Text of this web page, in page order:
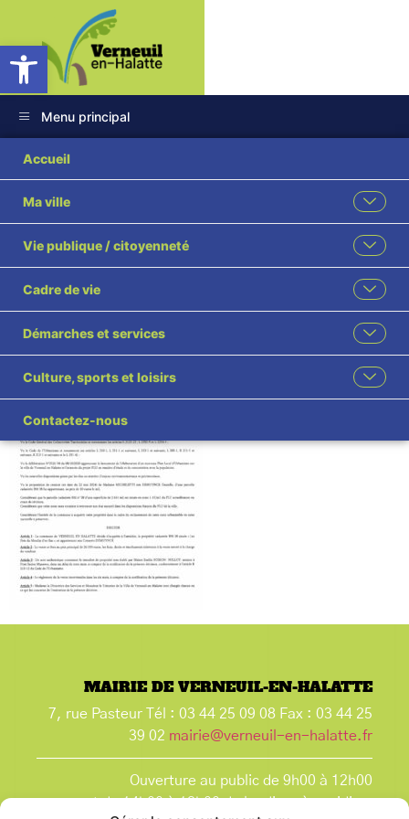
Ouvrir la barre d’outils
Menu principal
Accueil
Ma ville
Vie publique / citoyenneté
Cadre de vie
Démarches et services
Culture, sports et loisirs
Contactez-nous
36 2024- Acquisition
à l’amiable propriété
DEMUYNCK parcelle
BM 38 visé
MAIRIE DE VERNEUIL-EN-HALATTE
7, rue Pasteur Tél : 03 44 25 09 08 Fax : 03 44 25
39 02 mairie@verneuil-en-halatte.fr
Ouverture au public de 9h00 à 12h00
et de 14h00 à 18h00 du lundi après-midi au